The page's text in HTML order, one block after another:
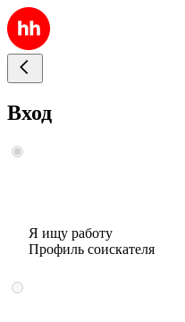
Вход
Я ищу работу
Профиль соискателя